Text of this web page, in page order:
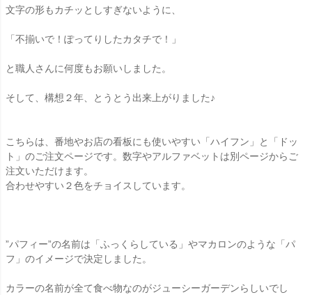
文字の形もカチッとしすぎないように、
「不揃いで！ぽってりしたカタチで！」
と職人さんに何度もお願いしました。
そして、構想２年、とうとう出来上がりました♪
こちらは、番地やお店の看板にも使いやすい「ハイフン」と「ドッ
ト」のご注文ページです。数字やアルファベットは別ページからご
注文いただけます。
合わせやすい２色をチョイスしています。
”パフィー”の名前は「ふっくらしている」やマカロンのような「パ
フ」のイメージで決定しました。
カラーの名前が全て食べ物なのがジューシーガーデンらしいでし